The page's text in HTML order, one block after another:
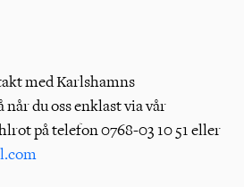
med Karlshamns
du oss enklast via vår
på telefon 0768-03 10 51 eller